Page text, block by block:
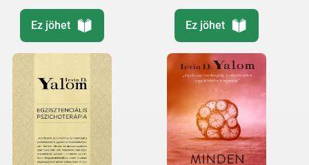
Ez jöhet Ez jöhet